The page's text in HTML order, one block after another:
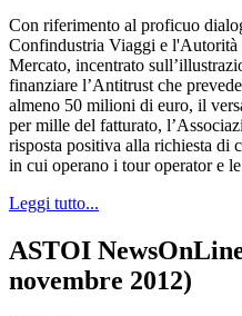
Con riferimento al proficuo
Confindustria Viaggi e l'Autorità
Mercato, incentrato
finanziare l’Antitrust che
almeno 50 milioni di euro, il
per mille del fatturato,
risposta positiva alla richiesta di
in cui operano i tour operator e
Leggi tutto...
ASTOI
novembre 2012)